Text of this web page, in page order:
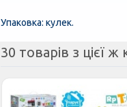
Упаковка: кулек.
30 товарів з цієї ж